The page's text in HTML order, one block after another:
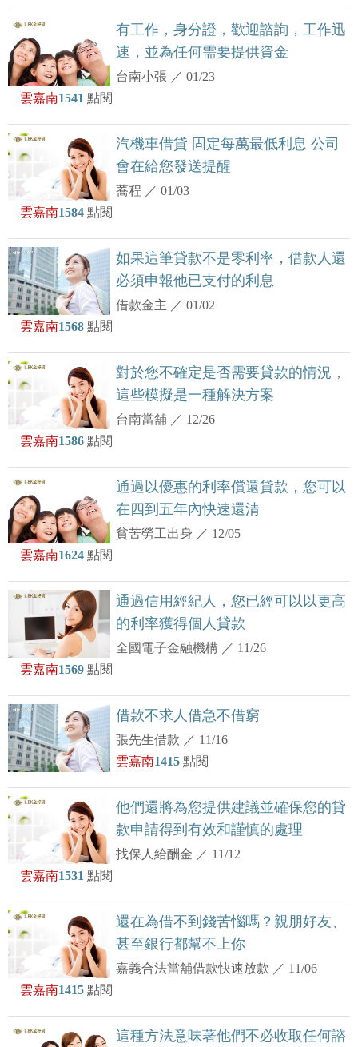
有工作，身分證，歡迎諮詢，工作迅
速，並為任何需要提供資金
台南小張 ／01/23
雲嘉南1541 點閱
汽機車借貸 固定每萬最低利息 公司
會在給您發送提醒
蕎程 ／01/03
雲嘉南1584 點閱
如果這筆貸款不是零利率，借款人還
必須申報他已支付的利息
借款金主 ／01/02
雲嘉南1568 點閱
對於您不確定是否需要貸款的情況，
這些模擬是一種解決方案
台南當舖 ／ 12/26
雲嘉南1586 點閱
通過以優惠的利率償還貸款，您可以
在四到五年內快速還清
貧苦勞工出身 ／ 12/05
雲嘉南1624 點閱
通過信用經紀人，您已經可以以更高
的利率獲得個人貸款
全國電子金融機構 ／ 11/26
雲嘉南1569 點閱
借款不求人借急不借窮
張先生借款 ／ 11/16
雲嘉南1415點閱
他們還將為您提供建議並確保您的貸
款申請得到有效和謹慎的處理
找保人給酬金 ／ 11/12
雲嘉南1531 點閱
還在為借不到錢苦惱嗎？親朋好友、
甚至銀行都幫不上你
嘉義合法當舖借款快速放款 ／ 11/06
雲嘉南1415 點閱
這種方法意味著他們不必收取任何諮